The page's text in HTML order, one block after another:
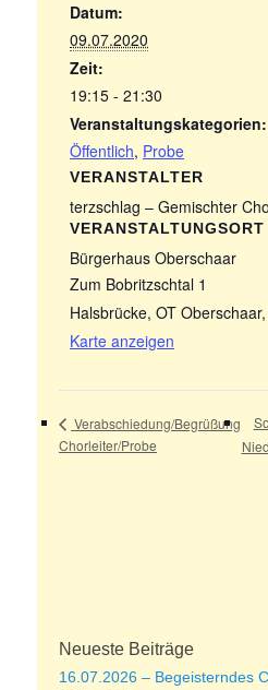
Datum:
09.07.2020
Zeit:
19:15 - 21:30
Veranstaltungskategorien:
Öffentlich, Probe
VERANSTALTUNGSORT
Bürgerhaus Oberschaar
Zum Bobritzschtal 1
Halsbrücke, OT Oberschaar,
Karte anzeigen
VERANSTALTER
terzschlag – Gemischter
Verabschiedung/Begrüßung
Chorleiter/Probe
Neueste Beiträge
16.07.2026 – Begeisterndes